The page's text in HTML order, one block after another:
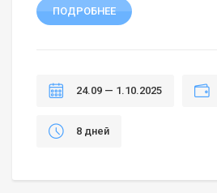
ПОДРОБНЕЕ
24.09 — 1.10.2025
8 дней